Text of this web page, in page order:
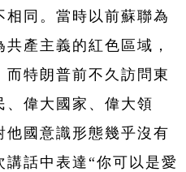
同。當時以前蘇聯為
產主義的紅色區域，
特朗普前不久訪問東
、偉大國家、偉大領
國意識形態幾乎沒有
話中表達“你可以是愛